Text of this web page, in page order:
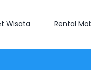
Wisata Rental